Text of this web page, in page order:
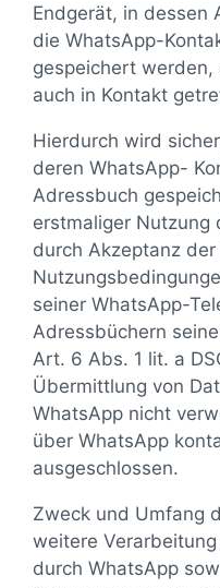
Endgerät, in dessen
die WhatsApp-
gespeichert
auch in Kontakt
Hierdurch wird
deren WhatsApp-
Adressbuch
erstmaliger Nutzung
durch Akzeptanz
seiner WhatsApp-
Adressbüchern
Art. 6 Abs. 1 lit. a
Übermittlung von
WhatsApp nicht
über WhatsApp
ausgeschlossen.
Zweck und Umfang
weitere
durch WhatsApp